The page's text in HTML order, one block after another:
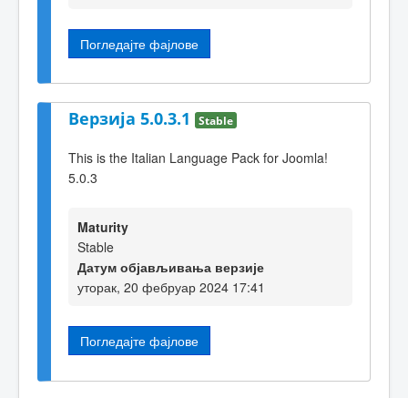
Погледајте фајлове
Верзија 5.0.3.1 Stable
This is the Italian Language Pack for Joomla!
5.0.3
Maturity
Stable
Датум објављивања верзије
уторак, 20 фебруар 2024 17:41
Погледајте фајлове